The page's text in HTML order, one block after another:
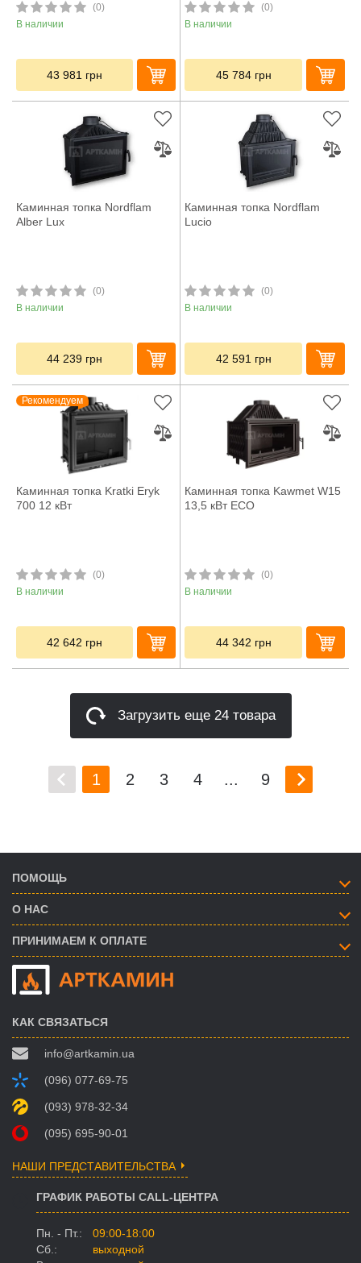
(0)
В наличии
43 981 грн
(0)
В наличии
45 784 грн
Каминная топка Nordflam
Alber Lux
(0)
В наличии
44 239 грн
Каминная топка Nordflam
Lucio
(0)
В наличии
42 591 грн
Рекомендуем
Каминная топка Kratki Eryk
700 12 кВт
(0)
В наличии
42 642 грн
Каминная топка Kawmet W15
13,5 кВт ECO
(0)
В наличии
44 342 грн
Загрузить еще 24 товара
1 2 3 4 ... 9
ПОМОЩЬ
О НАС
ПРИНИМАЕМ К ОПЛАТЕ
КАК СВЯЗАТЬСЯ
info@artkamin.ua
(096) 077-69-75
(093) 978-32-34
(095) 695-90-01
НАШИ ПРЕДСТАВИТЕЛЬСТВА
ГРАФИК РАБОТЫ CALL-ЦЕНТРА
Пн. - Пт.:
09:00-18:00
Сб.:
выходной